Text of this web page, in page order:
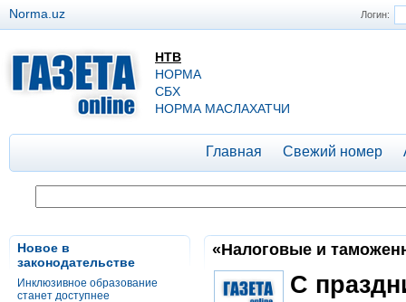
Логин:
Norma.uz
НТВ
НОРМА
СБХ
НОРМА МАСЛАХАТЧИ
Главная Свежий номер
Новое в
законодательстве
Инклюзивное образование
станет доступнее
«Налоговые и
C